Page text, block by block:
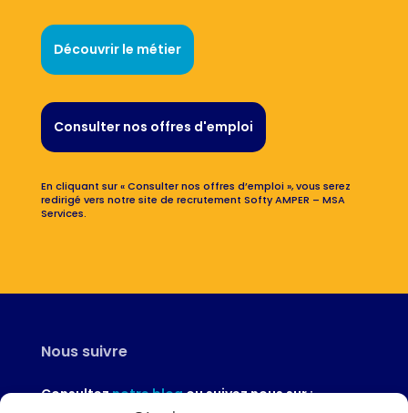
Découvrir le métier
Consulter nos offres d'emploi
En cliquant sur « Consulter nos offres d’emploi », vous serez
redirigé vers notre site de recrutement Softy AMPER – MSA
Services.
Nous suivre
Consulteznotre blogou suivez nous sur :